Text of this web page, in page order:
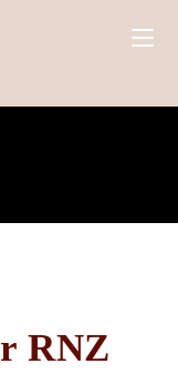
RNZ